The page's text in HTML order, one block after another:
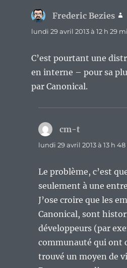
Frederic Bezies
lundi 29 avril 2013 à 12 h 29
C’est pourtant une
en interne – pour sa
par Canonical.
cm-t
lundi 29 avril 2013 à 13 h
Le problème, c’est
seulement à une
J’ose croire que les
Canonical, sont
développeurs (par
communauté qui ont
trouvé un moyen de